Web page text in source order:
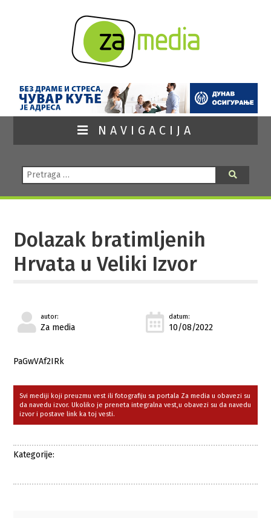
NAVIGACIJA
Pretraga:
Dolazak bratimljenih
Hrvata u Veliki Izvor
autor:
Za media
datum:
10/08/2022
PaGwVAf2IRk
Svi mediji koji preuzmu vest ili fotografiju sa portala Za media u obavezi su
da navedu izvor. Ukoliko je preneta integralna vest,u obavezi su da navedu
izvor i postave link ka toj vesti.
Kategorije: